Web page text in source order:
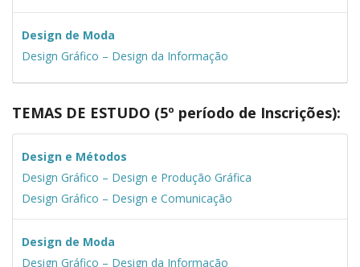
Design de Moda
Design Gráfico – Design da Informação
TEMAS DE ESTUDO (5º período de Inscrições):
Design e Métodos
Design Gráfico – Design e Produção Gráfica
Design Gráfico – Design e Comunicação
Design de Moda
Design Gráfico – Design da Informação